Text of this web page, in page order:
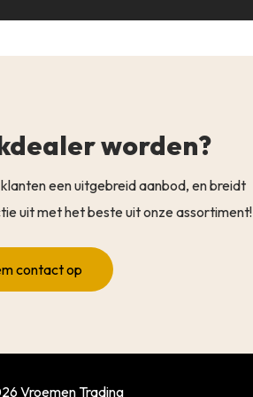
worden?
een uitgebreid aanbod, en breidt
uit met het beste uit onze assortiment!
contact op
Vroemen Trading